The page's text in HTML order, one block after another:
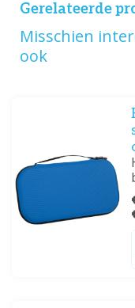
Gerelateerde
Misschien
ook